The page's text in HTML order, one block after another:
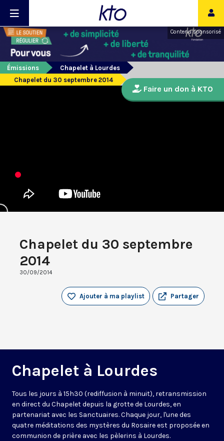
Contenu sponsorisé
Émissions
Chapelet à Lourdes
Chapelet du 30 septembre 2014
Chapelet du 30 septembre
2014
30/09/2014
Partager
Ajouter à ma playlist
Chapelet à Lourdes
Tous les jours à 15h30 (rediffusion à minuit), retransmission
en direct du Chapelet depuis la grotte de Lourdes, en
partenariat avec les Sanctuaires. Chaque jour, l'une des
quatre méditations des mystères du Rosaire est proposée en
communion de prière avec les pèlerins à Lourdes.
Faire un don à KTO